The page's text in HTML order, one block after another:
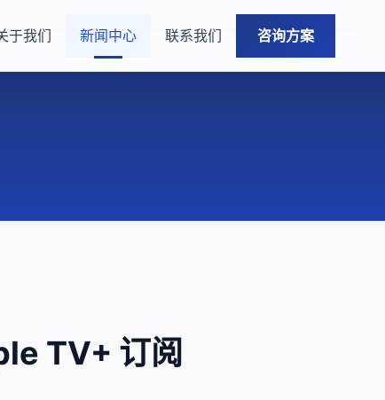
于我们 新闻中心 联系我们 咨询方案
TV+ 订阅